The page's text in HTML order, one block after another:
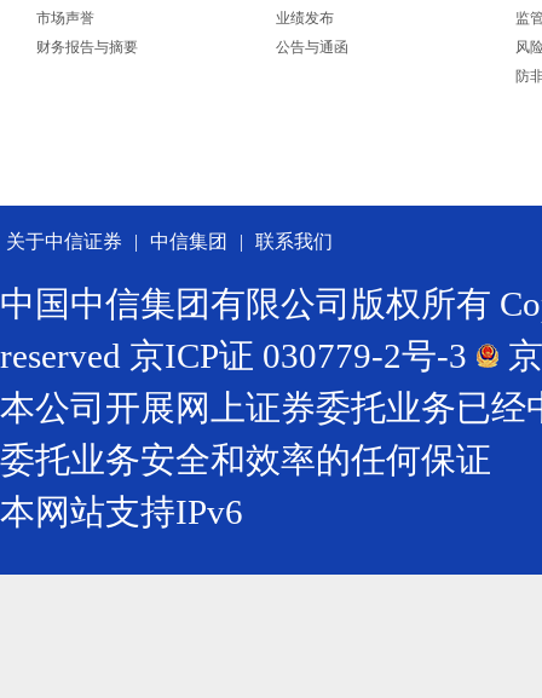
市场声誉
财务报告与摘要
业绩发布
公告与通函
监
风
防
关于中信证券 | 中信集团 | 联系我们
中国中信集团有限公司版权所有
reserved 京ICP证 030779-2号-3
本公司开展网上证券委托业务已
委托业务安全和效率的任何保证
本网站支持IPv6